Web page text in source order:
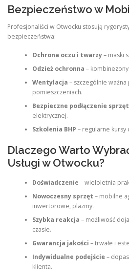
Bezpieczeństwo w
Profesjonaliści w Otwocku stosują
bezpieczeństwa:
Ochrona oczu i twarzy– maski
Odzież ochronna –
Wentylacja – szczególnie ważna
pomieszczeniach.
Bezpieczne podłączenie
elektrycznej.
Szkolenia BHP – regularne kursy
Dlaczego Warto
Usługi w Otwocku?
Doświadczenie – wieloletnia
Nowoczesny sprzęt – mobilne
inwertorowe, plazmy.
Szybka reakcja – możliwość
czasie.
Gwarancja jakości – trwałe i
Indywidualne podejście –
klienta.